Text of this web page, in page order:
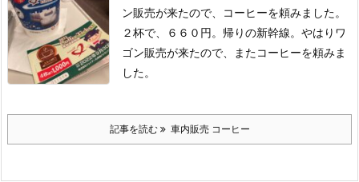
ン販売が来たので、コーヒーを頼みました。
２杯で、６６０円。 帰りの新幹線。 やはりワ
ゴン販売が来たので、またコーヒーを頼みま
した。
記事を読む 車内販売 コーヒー